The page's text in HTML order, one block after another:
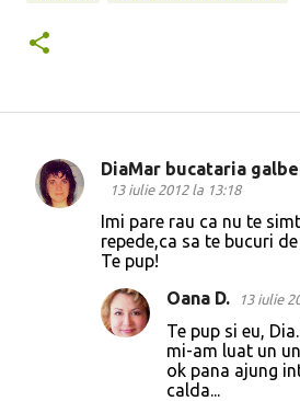
C
DiaMar bucataria
13 iulie 2012 la 13:18
Imi pare rau ca nu te
repede,ca sa te bucuri
Te pup!
Oana D. 13 iulie
Te pup si eu,
mi-am luat un
ok pana ajung
calda...